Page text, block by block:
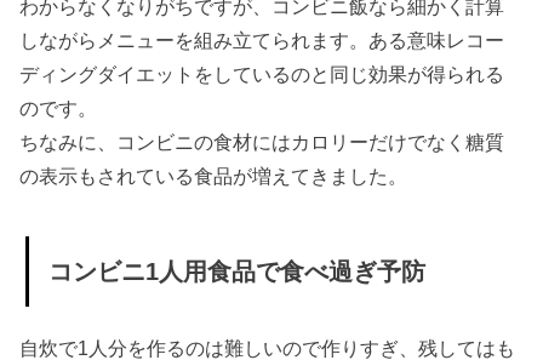
» コンビ
ニダイ
エット
め食品
②ひじ
物
ニダイ
わからなくなりがちですが、コンビニ飯なら細かく計算
しながらメニューを組み立てられます。ある意味レコー
ディングダイエットをしているのと同じ効果が得られる
のです。
ちなみに、コンビニの食材にはカロリーだけでなく糖質
の表示もされている食品が増えてきました。
コンビニ1人用食品で食べ過ぎ予防
自炊で1人分を作るのは難しいので作りすぎ、残してはも